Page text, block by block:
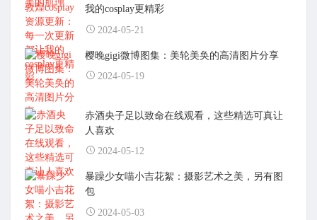
我的cosplay更精彩
2024-05-21
樱晚gigi微博图集：美轮美奂的高清图片分享
2024-05-19
赤酒央子足以致命在线观看，这些精选可真让
人喜欢
2024-05-12
暴躁少女喵小吉花絮：摄影艺术之美，另有图
包
2024-05-03